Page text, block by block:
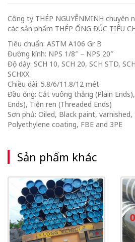
Công ty THÉP NGUYỄNMINH chuyên
các sản phẩm THÉP ỐNG ĐÚC TIÊU
Tiêu chuẩn: ASTM A106 Gr B
Đường kính: NPS 1/8″ – NPS 20″
Độ dày: SCH 10, SCH 20, SCH STD,
SCHXX
Chiều dài: 5.8/6/11.8/12 mét
Đầu ống: Cắt vuông thẳng (Plain
Ends), Tiện ren (Threaded Ends)
Sơn phủ: Oiled, Black paint,
Polyethylene coating, FBE and 3PE
Sản phẩm khác